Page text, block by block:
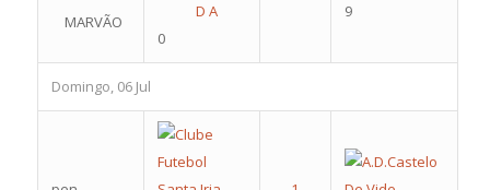
MARVÃO
D A
0
9
Domingo, 06 Jul